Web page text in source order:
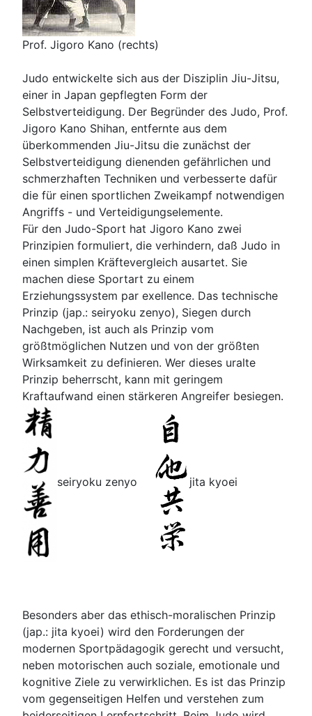
Prof. Jigoro Kano (rechts)
Judo entwickelte sich aus der Disziplin Jiu-Jitsu,
einer in Japan gepflegten Form der
Selbstverteidigung. Der Begründer des Judo, Prof.
Jigoro Kano Shihan, entfernte aus dem
überkommenden Jiu-Jitsu die zunächst der
Selbstverteidigung dienenden gefährlichen und
schmerzhaften Techniken und verbesserte dafür
die für einen sportlichen Zweikampf notwendigen
Angriffs - und Verteidigungselemente.
Für den Judo-Sport hat Jigoro Kano zwei
Prinzipien formuliert, die verhindern, daß Judo in
einen simplen Kräftevergleich ausartet. Sie
machen diese Sportart zu einem
Erziehungssystem par exellence. Das technische
Prinzip (jap.: seiryoku zenyo), Siegen durch
Nachgeben, ist auch als Prinzip vom
größtmöglichen Nutzen und von der größten
Wirksamkeit zu definieren. Wer dieses uralte
Prinzip beherrscht, kann mit geringem
Kraftaufwand einen stärkeren Angreifer besiegen.
seiryoku zenyo jita kyoei
Besonders aber das ethisch-moralischen Prinzip
(jap.: jita kyoei) wird den Forderungen der
modernen Sportpädagogik gerecht und versucht,
neben motorischen auch soziale, emotionale und
kognitive Ziele zu verwirklichen. Es ist das Prinzip
vom gegenseitigen Helfen und verstehen zum